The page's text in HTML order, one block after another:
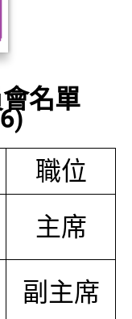
名單
職位
主席
副主席